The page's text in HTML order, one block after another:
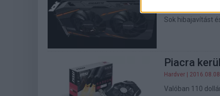
Sok hibajavítást
Piacra
Hardver |
Valóban 110